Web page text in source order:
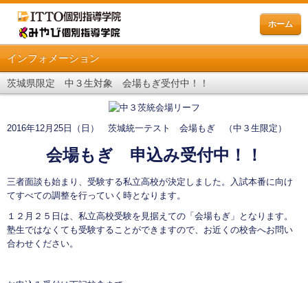
ホーム
インフォメーション
茨城県限定 中３生対象 会場もぎ受付中！！
2016年12月25日（日） 茨城統一テスト 会場もぎ （中３生限定）
会場もぎ 申込み受付中！！
三者面談も始まり、受験する私立高校が決定しました。入試本番に向け
てすべての調整を行っていく時となります。
１２月２５日は、私立高校受験を見据えての「会場もぎ」となります。
塾生ではなくても受験することができますので、お近くの校舎へお問い
合わせください。